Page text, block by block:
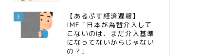
3
【あるぷす経済遅報】
IMF「日本が為替介入して
こないのは、まだ介入基準
になってないからじゃない
の？」